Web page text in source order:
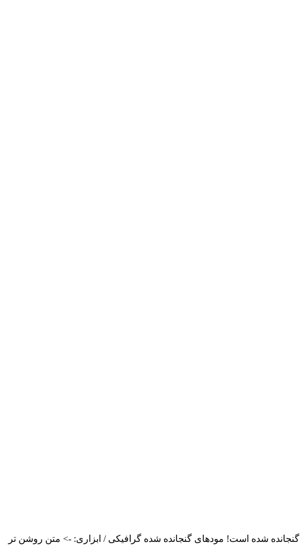
https://i.ibb.co/JyXDwgh/musk10.jpg اخبار: نسخه مود 5.0 – ماجراجویان! Manor Domicile (فئودال/ قبیله) -> قبلاً در نسخه AGOT گنجانده شده است! مودهای گنجانده شده گرافیکی / ابزاری: -> متن روشن تر